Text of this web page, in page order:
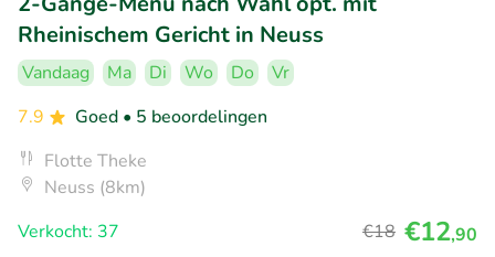
Rheinischem Gericht in Neuss
Vandaag Ma Di Wo Do
Vr
7.9
Goed • 5 beoordelingen
Flotte Theke
Neuss (8km)
Verkocht: 37
€18 €12,90